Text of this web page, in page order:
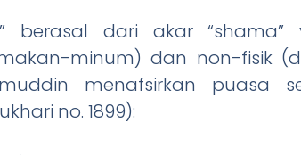
berasal dari akar
minum) dan non-fisik
menafsirkan puasa
no. 1899):